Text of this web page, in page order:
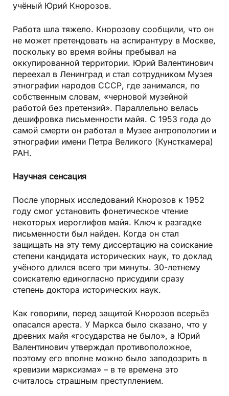
учёный Юрий Кнорозов.
Работа шла тяжело. Кнорозову сообщили, что он
не может претендовать на аспирантуру в Москве,
поскольку во время войны пребывал на
оккупированной территории. Юрий Валентинович
переехал в Ленинград и стал сотрудником Музея
этнографии народов СССР, где занимался, по
собственным словам, «черновой музейной
работой без претензий». Параллельно велась
дешифровка письменности майя. С 1953 года до
самой смерти он работал в Музее антропологии и
этнографии имени Петра Великого (Кунсткамера)
РАН.
Научная сенсация
После упорных исследований Кнорозов к 1952
году смог установить фонетическое чтение
некоторых иероглифов майя. Ключ к разгадке
письменности был найден. Когда он стал
защищать на эту тему диссертацию на соискание
степени кандидата исторических наук, то доклад
учёного длился всего три минуты. 30-летнему
соискателю единогласно присудили сразу
степень доктора исторических наук.
Как говорили, перед защитой Кнорозов всерьёз
опасался ареста. У Маркса было сказано, что у
древних майя «государства не было», а Юрий
Валентинович утверждал противоположное,
поэтому его вполне можно было заподозрить в
«ревизии марксизма» – в те времена это
считалось страшным преступлением.